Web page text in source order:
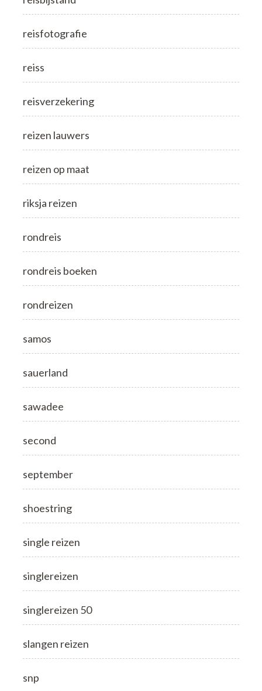
reisfotografie
reiss
reisverzekering
reizen lauwers
reizen op maat
riksja reizen
rondreis
rondreis boeken
rondreizen
samos
sauerland
sawadee
second
september
shoestring
single reizen
singlereizen
singlereizen 50
slangen reizen
snp